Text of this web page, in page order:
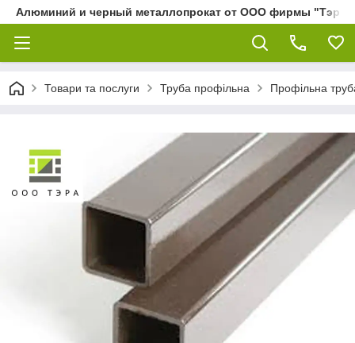
Алюминий и черный металлопрокат от ООО фирмы "Тэра"
Товари та послуги Труба профільна Профільна